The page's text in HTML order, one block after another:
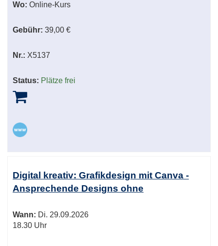
Wo: Online-Kurs
Gebühr: 39,00 €
Nr.: X5137
Status: Plätze frei
Digital kreativ: Grafikdesign mit Canva -
Ansprechende Designs ohne
Wann: Di. 29.09.2026
18.30 Uhr